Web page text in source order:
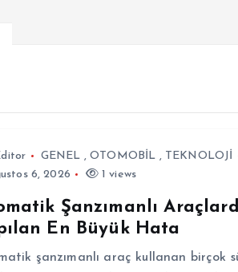
GENEL ,OTOMOBİL , TEKNOLOJİ
6, 2026
1 views
Şanzımanlı
En Büyük Hata
şanzımanlı araç kullanan birçok